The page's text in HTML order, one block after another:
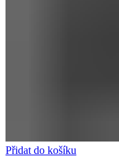
Přidat do košíku